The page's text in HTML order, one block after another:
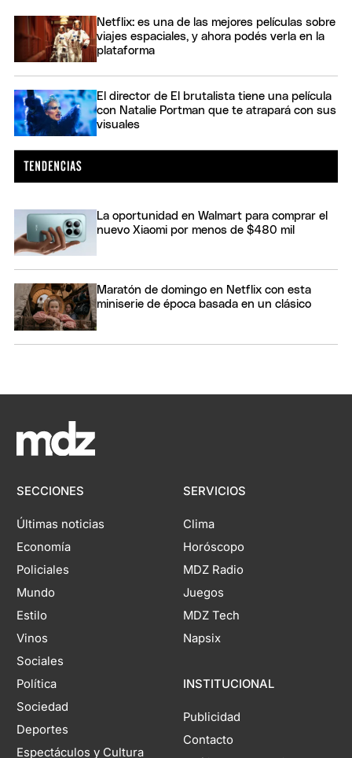
Netflix: es una de las mejores películas sobre
viajes espaciales, y ahora podés verla en la
plataforma
El director de El brutalista tiene una película
con Natalie Portman que te atrapará con sus
visuales
La oportunidad en Walmart para comprar el
nuevo Xiaomi por menos de $480 mil
Maratón de domingo en Netflix con esta
miniserie de época basada en un clásico
SECCIONES
Últimas noticias
Economía
Policiales
Mundo
Estilo
Vinos
Sociales
Política
Sociedad
Deportes
Espectáculos y Cultura
SERVICIOS
Clima
Horóscopo
MDZ Radio
Juegos
MDZ Tech
Napsix
INSTITUCIONAL
Publicidad
Contacto